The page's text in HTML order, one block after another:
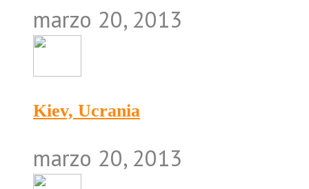
marzo 20, 2013
Kiev, Ucrania
marzo 20, 2013